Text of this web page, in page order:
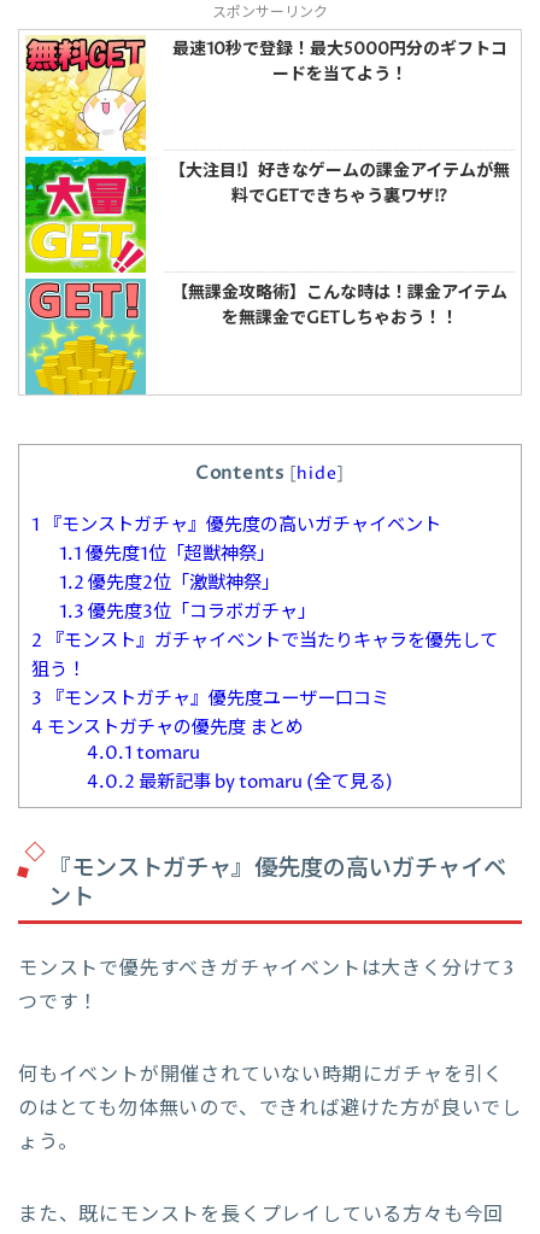
スポンサーリンク
最速10秒で登録！最大5000円分のギフトコ
ードを当てよう！
【大注目!】好きなゲームの課金アイテムが無
料でGETできちゃう裏ワザ!?
【無課金攻略術】こんな時は！課金アイテム
を無課金でGETしちゃおう！！
Contents [hide]
1 『モンストガチャ』優先度の高いガチャイベント
1.1優先度1位「超獣神祭」
1.2優先度2位「激獣神祭」
1.3優先度3位「コラボガチャ」
2 『モンスト』ガチャイベントで当たりキャラを優先して
狙う！
3 『モンストガチャ』優先度ユーザー口コミ
4 モンストガチャの優先度 まとめ
4.0.1tomaru
4.0.2 最新記事 by tomaru (全て見る)
『モンストガチャ』優先度の高いガチャイベ
ント
モンストで優先すべきガチャイベントは大きく分けて3
つです！
何もイベントが開催されていない時期にガチャを引く
のはとても勿体無いので、できれば避けた方が良いでし
ょう。
また、既にモンストを長くプレイしている方々も今回